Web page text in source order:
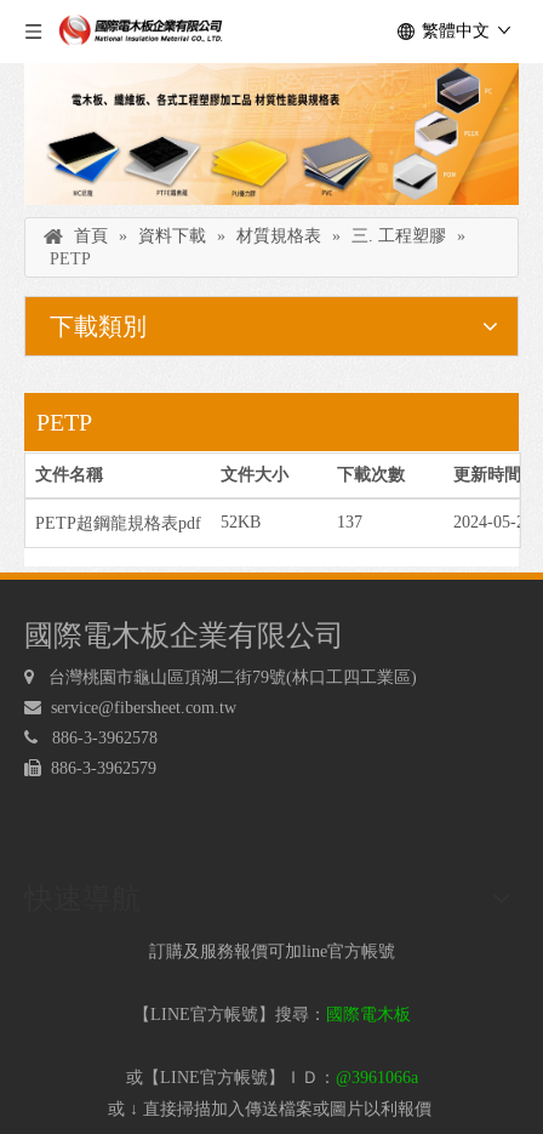
繁體中文
首頁 » 資料下載 » 材質規格表 » 三. 工程塑膠
»
PETP
下載類別
PETP
文件名稱 文件大小 下載次數 更新時間
PETP超鋼龍規格表pdf 52KB 137 2024-05-22
國際電木板企業有限公司
 台灣桃園市龜山區頂湖二街79號(林口工四工業區)
 service@fibersheet.com.tw
 886-3-3962578
 886-3-3962579
訂購及服務報價可加line官方帳號
【LINE官方帳號】搜尋： 國際電木板
或【LINE官方帳號】ＩＤ： @3961066a
或 ↓ 直接掃描加入傳送檔案或圖片以利報價​